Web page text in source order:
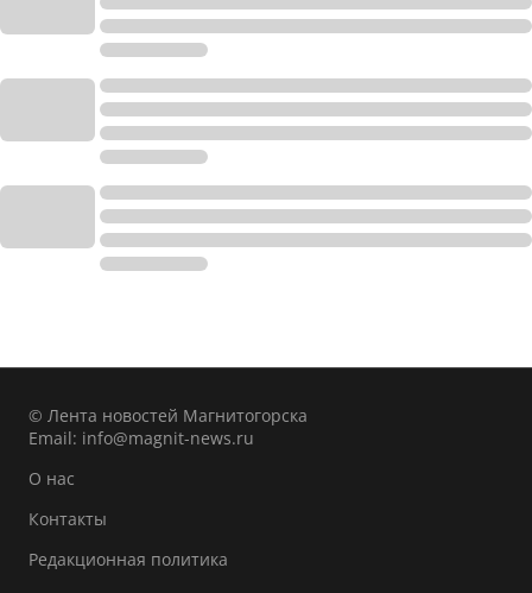
© Лента новостей Магнитогорска
Email: info@magnit-news.ru
О нас
Контакты
Редакционная политика